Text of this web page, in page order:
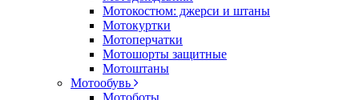
Мотокостюм: джерси и штаны
Мотокуртки
Мотоперчатки
Мотошорты защитные
Мотоштаны
Мотообувь
Мотоботы